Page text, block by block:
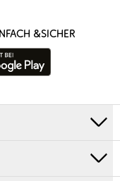
&SICHER